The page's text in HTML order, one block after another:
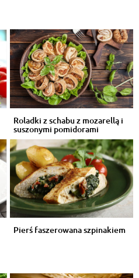
Roladki z schabu z mozarellą i
suszonymi pomidorami
Pierś faszerowana szpinakiem